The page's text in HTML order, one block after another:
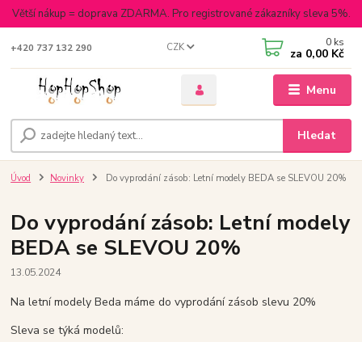
Větší nákup = doprava ZDARMA. Pro registrované zákazníky sleva 5%.
Menu
CZK
Hledat
+420 737 132 290 0 ks
za 0,00 Kč
Úvod Novinky Do vyprodání zásob: Letní modely BEDA se SLEVOU 20%
Do vyprodání zásob: Letní modely
BEDA se SLEVOU 20%
13.05.2024
Na letní modely Beda máme do vyprodání zásob slevu 20%
Sleva se týká modelů: